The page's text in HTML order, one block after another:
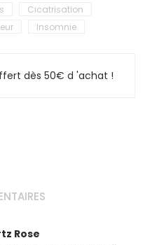
Cicatrisation
Insomnie
dès 50€ d 'achat !
Rose